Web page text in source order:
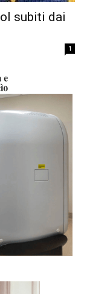
subiti dai
1